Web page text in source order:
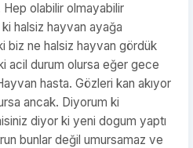
olabilir olmayabilir
halsiz hayvan ayağa
biz ne halsiz hayvan gördük
acil durum olursa eğer gece
hasta. Gözleri kan akıyor
ancak. Diyorum ki
diyor ki yeni dogum yaptı
bunlar değil umursamaz ve